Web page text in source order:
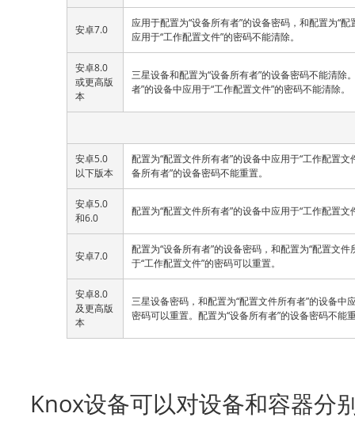
安卓7.0
应用于配置为“设备所有者”的设备密码，和配置为“配
应用于“工作配置文件”的密码不能清除。
安卓8.0
或更高版
本
三星设备和配置为“设备所有者”的设备密码不能清除
者”的设备中应用于“工作配置文件”的密码不能清除。
安卓5.0
以下版本
配置为“配置文件所有者”的设备中应用于“工作配置文
备所有者”的设备密码不能重置。
安卓5.0
和6.0
配置为“配置文件所有者”的设备中应用于“工作配置文
安卓7.0
配置为“设备所有者”的设备密码，和配置为“配置文件
于“工作配置文件”的密码可以重置。
安卓8.0
及更高版
本
三星设备密码，和配置为“配置文件所有者”的设备中
密码可以重置。配置为“设备所有者”的设备密码不能
Knox设备可以对设备和容器分